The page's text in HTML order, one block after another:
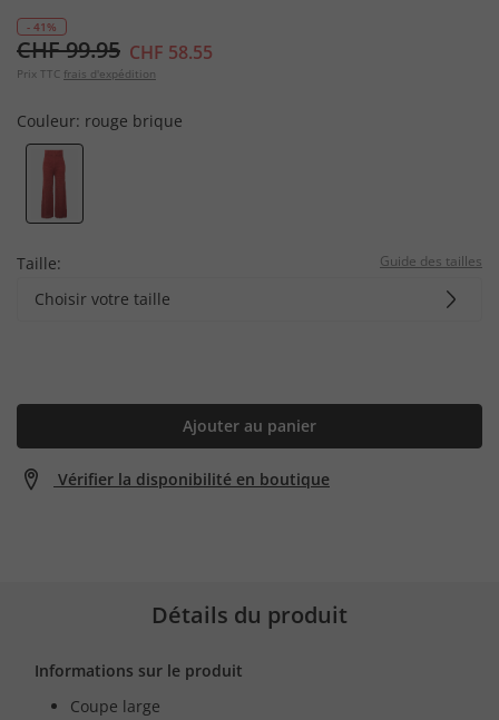
- 41%
CHF 99.95 CHF 58.55
Prix TTC frais d'expédition
Couleur: rouge brique
Taille: Guide des tailles
Choisir votre taille
Ajouter au panier
Vérifier la disponibilité en boutique
Détails du produit
Informations sur le produit
Coupe large